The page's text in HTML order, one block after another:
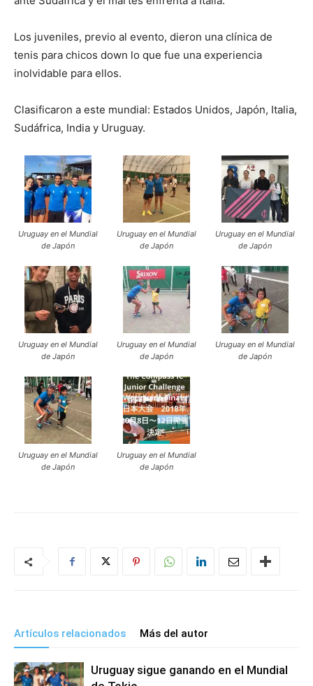
Los juveniles, previo al evento, dieron una clínica de
tenis para chicos down lo que fue una experiencia
inolvidable para ellos.
Clasificaron a este mundial: Estados Unidos, Japón, Italia,
Sudáfrica, India y Uruguay.
Uruguay en el Mundial
de Japón
Uruguay en el Mundial
de Japón
Uruguay en el Mundial
de Japón
Uruguay en el Mundial
de Japón
Uruguay en el Mundial
de Japón
Uruguay en el Mundial
de Japón
Uruguay en el Mundial
de Japón
Uruguay en el Mundial
de Japón
Artículos relacionados Más del autor
Uruguay sigue ganando en el Mundial